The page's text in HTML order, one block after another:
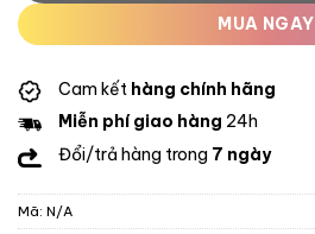
MUA NGAY
Cam kết hàng chính hãng
Miễn phí giao hàng 24h
Đổi/trả hàng trong 7 ngày
Mã: N/A